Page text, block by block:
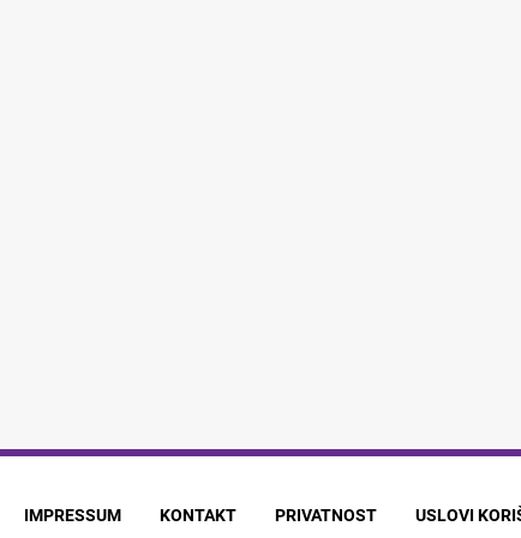
IMPRESSUM KONTAKT PRIVATNOST USLOVI